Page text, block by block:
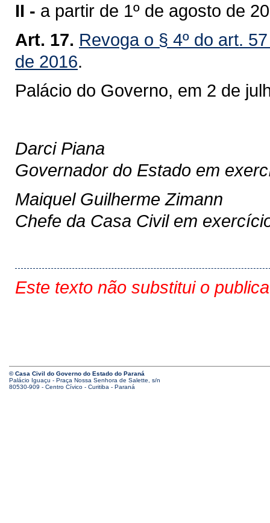
II - a partir de 1º de agosto de
Art. 17. Revoga o § 4º do art.
de 2016.
Palácio do Governo, em 2 de
Darci Piana
Governador do Estado em
Maiquel Guilherme Zimann
Chefe da Casa Civil em
Este texto não substitui o
© Casa Civil do Governo do Estado do Paraná
Palácio Iguaçu - Praça Nossa Senhora de Salette, s/n
80530-909 - Centro Cívico - Curitiba - Paraná